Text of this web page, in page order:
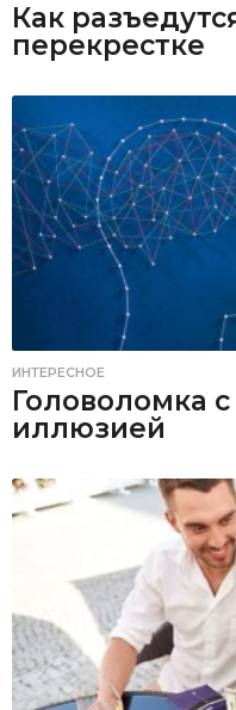
Как
перекрестке
ИНТЕРЕСНОЕ
Головоломка
иллюзией